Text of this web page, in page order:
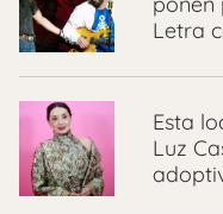
Letra
Esta
Luz